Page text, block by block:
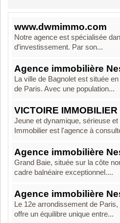
www.dwmimmo.com
Notre agence est spécialisée
d’investissement. Par son...
Agence immobilière
La ville de Bagnolet est située
de Paris. Avec une population...
VICTOIRE IMMOBILIER
Jeune et dynamique, sérieuse
Immobilier est l'agence à
Agence immobilière
Grand Baie, située sur la côte
cadre balnéaire exceptionnel....
Agence immobilière
Le 12e arrondissement de
offre un équilibre unique entre...